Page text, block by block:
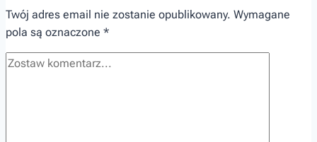
nowe
auto?
kalkulator
Twój adres email nie zostanie opublikowany. Wymagane
pola są oznaczone *